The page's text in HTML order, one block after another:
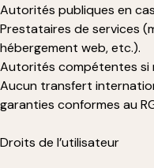
Autorités publiques en
Prestataires de services
hébergement web, etc.).
Autorités compétentes si
Aucun transfert
garanties conformes au
Droits de l’utilisateur